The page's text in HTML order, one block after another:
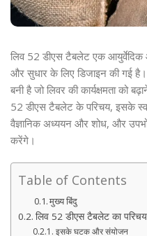
लिव 52 डीएस टैबलेट एक आयुर्वेदिक
और सुधार के लिए डिजाइन की गई
बनी है जो लिवर की कार्यक्षमता को
52 डीएस टैबलेट के परिचय, इसके
वैज्ञानिक अध्ययन और शोध, और
करेंगे।
Table of Contents
मुख्य बिंदु
लिव 52 डीएस टैबलेट का परिचय
इसके घटक और संयोजन